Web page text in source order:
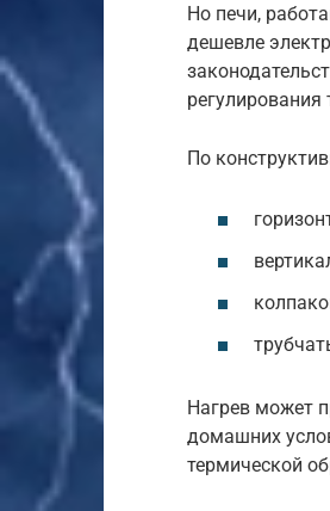
Но печи,
дешевле
По
Нагрев может
домашних
термической